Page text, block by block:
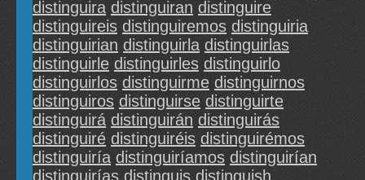
distinguira distinguiran distinguire
distinguireis distinguiremos distinguiria
distinguirian distinguirla distinguirlas
distinguirle distinguirles distinguirlo
distinguirlos distinguirme distinguirnos
distinguiros distinguirse distinguirte
distinguirá distinguirán distinguirás
distinguiré distinguiréis distinguirémos
distinguiría distinguiríamos distinguirían
distinguirías distinguis distinguish